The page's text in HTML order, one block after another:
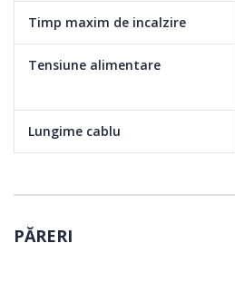
Timp maxim de incalzire
Tensiune alimentare
Lungime cablu
PĂRERI